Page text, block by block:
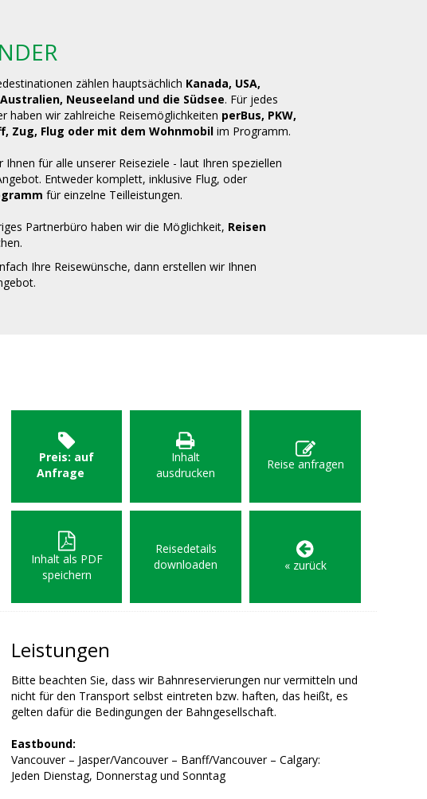
zählen hauptsächlich Kanada, USA,
Neuseeland und die Südsee. Für jedes
haben wir zahlreiche Reisemöglichkeiten perBus, PKW,
Zug, Flug oder mit dem Wohnmobilim Programm.
Ihnen für alle unserer Reiseziele - laut Ihren speziellen
Entweder komplett, inklusive Flug, oder
für einzelne Teilleistungen.
Partnerbüro haben wir die Möglichkeit, Reisen
Ihre Reisewünsche, dann erstellen wir Ihnen
Preis: auf
Anfrage
Inhalt
ausdrucken
Reise anfragen
Inhalt als PDF
speichern
Reisedetails
downloaden
« zurück
Leistungen
Bitte beachten Sie, dass wir Bahnreservierungen nur vermitteln und
nicht für den Transport selbst eintreten bzw. haften, das heißt, es
gelten dafür die Bedingungen der Bahngesellschaft.
Eastbound:
Vancouver – Jasper/Vancouver – Banff/Vancouver – Calgary:
Jeden Dienstag, Donnerstag und Sonntag